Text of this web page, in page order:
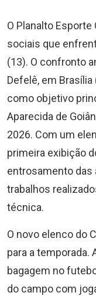
O Planalto
sociais que
(13). O confronto
Defelê, em
como objetivo
Aparecida de
2026. Com um
primeira exibição
entrosamento das
trabalhos
técnica.
O novo elenco do
para a
bagagem no
do campo com